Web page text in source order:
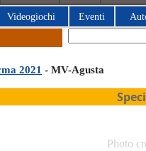
Videogiochi Eventi
2021 - MV-Agusta
Photo